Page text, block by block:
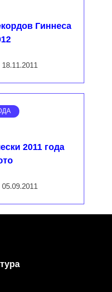
Гиннеса
18.11.2011
2011 года
05.09.2011